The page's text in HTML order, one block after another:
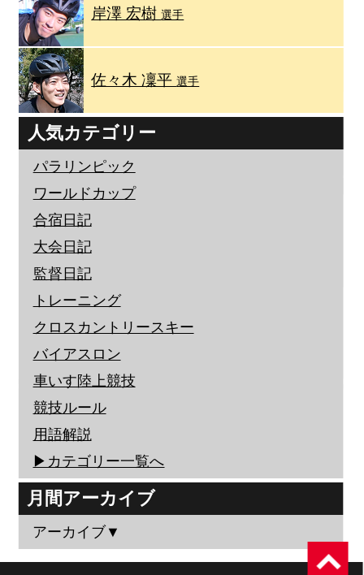
岸澤 宏樹選手
佐々木 凜平選手
人気カテゴリー
パラリンピック
ワールドカップ
合宿日記
大会日記
監督日記
トレーニング
クロスカントリースキー
バイアスロン
車いす陸上競技
競技ルール
用語解説
▶︎カテゴリー一覧へ
月間アーカイブ
アーカイブ▼